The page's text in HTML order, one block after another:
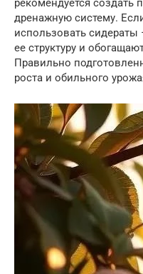
рекомендуется создать
дренажную систему.
использовать
ее структуру и
Правильно
роста и обильного